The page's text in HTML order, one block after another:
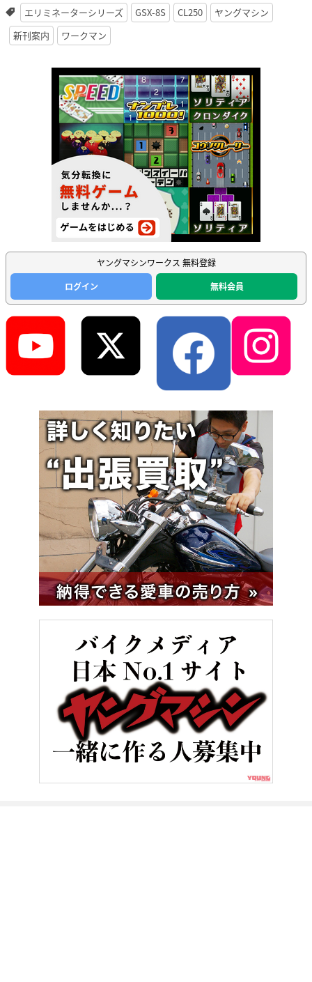
エリミネーターシリーズ GSX-8S CL250
ヤングマシン
新刊案内
ワークマン
ヤングマシンワークス 無料登録
ログイン
無料会員